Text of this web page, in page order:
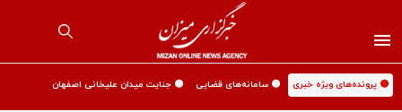
🟡 پرونده‌های ویژه خبری 🟡 سامانه‌های قضایی 🟡 جنایت میدان علیخانی اصفهان